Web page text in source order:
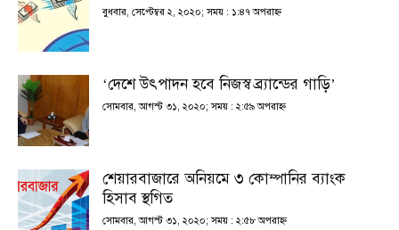
বুধবার, সেপ্টেম্বর ২, ২০২০; সময় : ১:৪৭ অপরাহ্ণ
‘দেশে উৎপাদন হবে নিজস্ব ব্র্যান্ডের গাড়ি’
সোমবার, আগস্ট ৩১, ২০২০; সময় : ২:৫৯ অপরাহ্ণ
শেয়ারবাজারে অনিয়মে ৩ কোম্পানির ব্যাংক
হিসাব স্থগিত
সোমবার, আগস্ট ৩১, ২০২০; সময় : ২:৫৮ অপরাহ্ণ